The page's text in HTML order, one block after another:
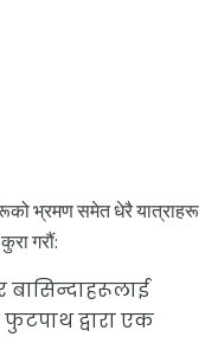
भ्रमण समेत धेरै यात्राहरू
गरौं:
बासिन्दाहरूलाई
द्वारा एक